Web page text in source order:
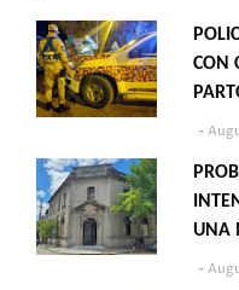
CON
UNA